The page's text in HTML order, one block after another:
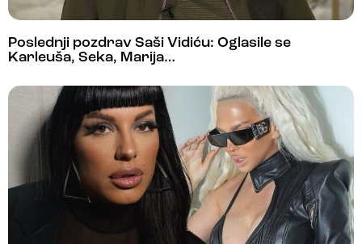
Poslednji pozdrav Saši Vidiću: Oglasile se
Karleuša, Seka, Marija…